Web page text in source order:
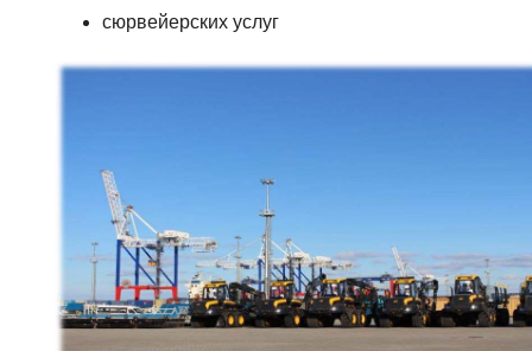
сюрвейерских услуг